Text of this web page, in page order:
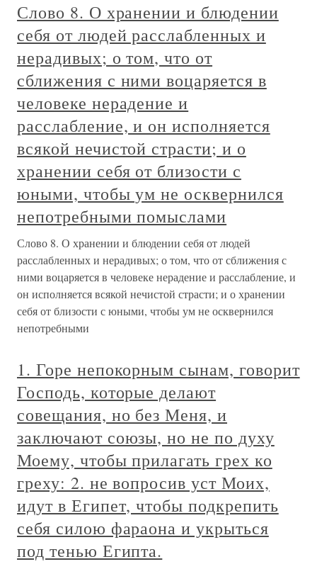
Слово 8. О хранении и блюдении
себя от людей расслабленных и
нерадивых; о том, что от
сближения с ними воцаряется в
человеке нерадение и
расслабление, и он исполняется
всякой нечистой страсти; и о
хранении себя от близости с
юными, чтобы ум не осквернился
непотребными помыслами
Слово 8. О хранении и блюдении себя от людей
расслабленных и нерадивых; о том, что от сближения с
ними воцаряется в человеке нерадение и расслабление, и
он исполняется всякой нечистой страсти; и о хранении
себя от близости с юными, чтобы ум не осквернился
непотребными
1. Горе непокорным сынам, говорит
Господь, которые делают
совещания, но без Меня, и
заключают союзы, но не по духу
Моему, чтобы прилагать грех ко
греху: 2. не вопросив уст Моих,
идут в Египет, чтобы подкрепить
себя силою фараона и укрыться
под тенью Египта.